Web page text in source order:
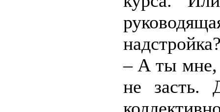
– А ты мне,
не засть.